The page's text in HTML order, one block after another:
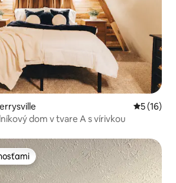
5 (16)
dom v tvare A s vírivkou